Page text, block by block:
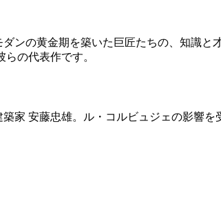
ンの黄金期を築いた巨匠たちの、知識
の代表作です。
家 安藤忠雄。ル・コルビュジェの影響